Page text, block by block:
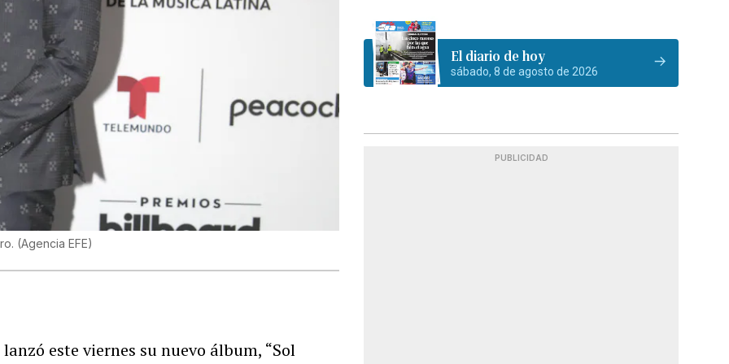
(Agencia EFE)
lanzó este viernes su nuevo álbum, “Sol
El diario de hoy
sábado, 8 de agosto de 2026
PUBLICIDAD